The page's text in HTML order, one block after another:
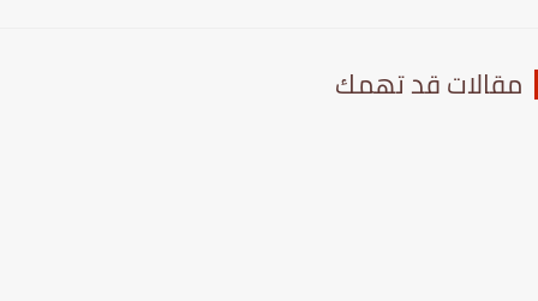
قد تهمك